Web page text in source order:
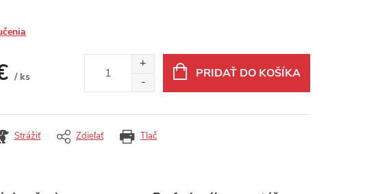
/ ks
PRIDAŤ DO KOŠÍKA
Tlač
Strážiť Zdieľať